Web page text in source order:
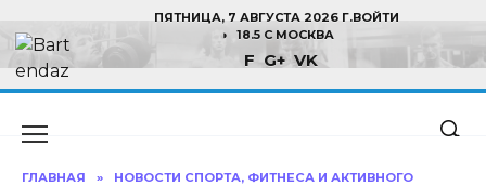
содержанию
ПЯТНИЦА, 7 АВГУСТА 2026 Г.ВОЙТИ
18.5 C МОСКВА
F G+ VK
ГЛАВНАЯ »
НОВОСТИ СПОРТА, ФИТНЕСА И АКТИВНОГО